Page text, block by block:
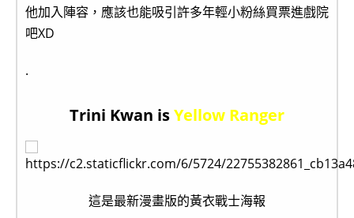
他加入陣容，應該也能吸引許多年輕小粉絲買票進戲院
吧XD
.
Trini Kwan isYellow Ranger
這是最新漫畫版的黃衣戰士海報